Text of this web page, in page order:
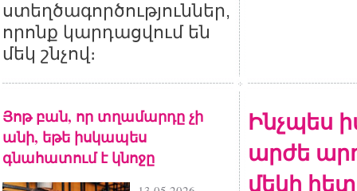
ստեղծագործություններ,
որոնք կարդացվում են
մեկ շնչով։
Յոթ բան, որ տղամարդը չի
անի, եթե իսկապես
գնահատում է կնոջը
Ինչպես
արժե
մեկի